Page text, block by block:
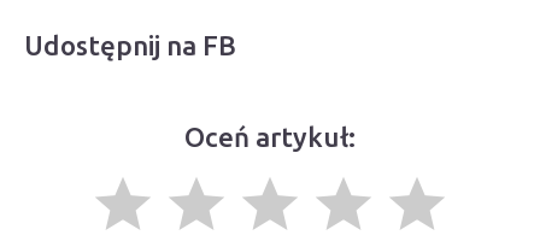
Udostępnij na FB
Oceń artykuł:
grade grade grade grade grade